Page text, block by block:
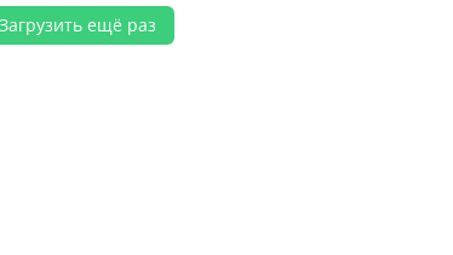
Загрузить ещё раз